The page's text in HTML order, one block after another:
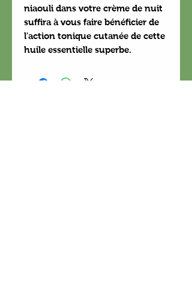
niaouli dans votre crème de nuit
suffira à vous faire bénéficier de
l'action tonique cutanée de cette
huile essentielle superbe.